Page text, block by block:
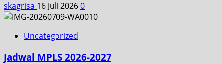
skagrisa 16 Juli 20260
Uncategorized
Jadwal MPLS 2026-2027